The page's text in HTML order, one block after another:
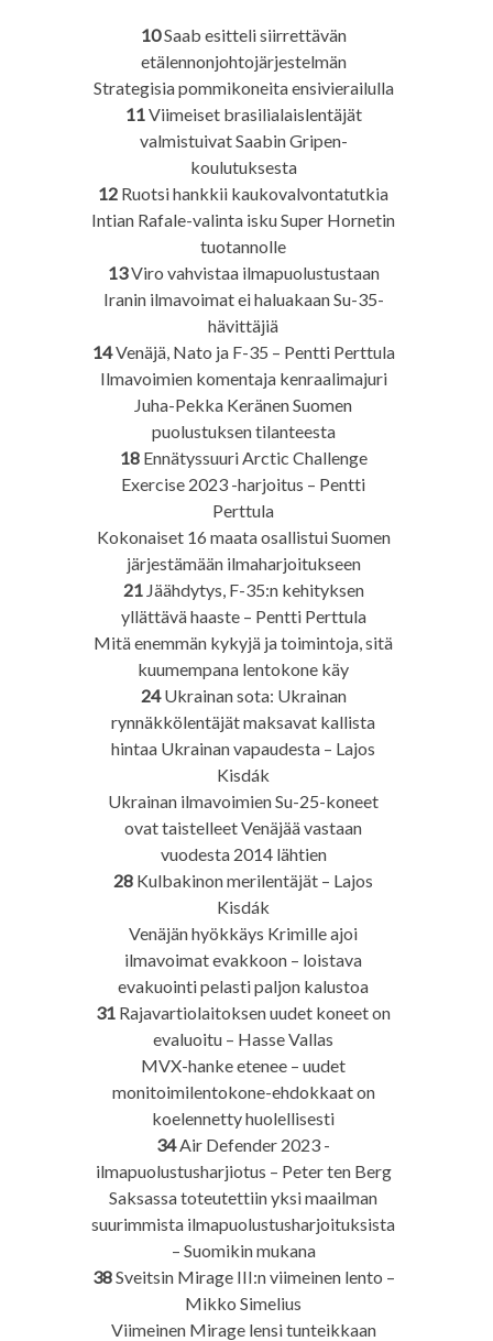
10Saab esitteli siirrettävän
etälennonjohtojärjestelmän
Strategisia pommikoneita ensivierailulla
11 Viimeiset brasilialaislentäjät
valmistuivat Saabin Gripen-
koulutuksesta
12 Ruotsi hankkii kaukovalvontatutkia
Intian Rafale-valinta isku Super Hornetin
tuotannolle
13Viro vahvistaa ilmapuolustustaan
Iranin ilmavoimat ei haluakaan Su-35-
hävittäjiä
14Venäjä, Nato ja F-35 – Pentti Perttula
Ilmavoimien komentaja kenraalimajuri
Juha-Pekka Keränen Suomen
puolustuksen tilanteesta
18Ennätyssuuri Arctic Challenge
Exercise 2023 -harjoitus – Pentti
Perttula
Kokonaiset 16 maata osallistui Suomen
järjestämään ilmaharjoitukseen
21 Jäähdytys, F-35:n kehityksen
yllättävä haaste – Pentti Perttula
Mitä enemmän kykyjä ja toimintoja, sitä
kuumempana lentokone käy
24Ukrainan sota: Ukrainan
rynnäkkölentäjät maksavat kallista
hintaa Ukrainan vapaudesta – Lajos
Kisdák
Ukrainan ilmavoimien Su-25-koneet
ovat taistelleet Venäjää vastaan
vuodesta 2014 lähtien
28 Kulbakinon merilentäjät – Lajos
Kisdák
Venäjän hyökkäys Krimille ajoi
ilmavoimat evakkoon – loistava
evakuointi pelasti paljon kalustoa
31 Rajavartiolaitoksen uudet koneet on
evaluoitu – Hasse Vallas
MVX-hanke etenee – uudet
monitoimilentokone-ehdokkaat on
koelennetty huolellisesti
34Air Defender 2023 -
ilmapuolustusharjiotus – Peter ten Berg
Saksassa toteutettiin yksi maailman
suurimmista ilmapuolustusharjoituksista
– Suomikin mukana
38Sveitsin Mirage III:n viimeinen lento –
Mikko Simelius
Viimeinen Mirage lensi tunteikkaan